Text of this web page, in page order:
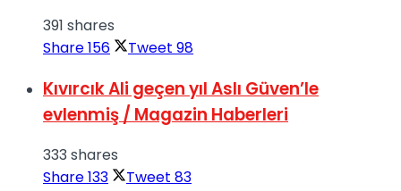
391 shares
Share156 Tweet 98
Kıvırcık Ali geçen yıl Aslı Güven’le
evlenmiş / Magazin Haberleri
333 shares
Share133 Tweet 83